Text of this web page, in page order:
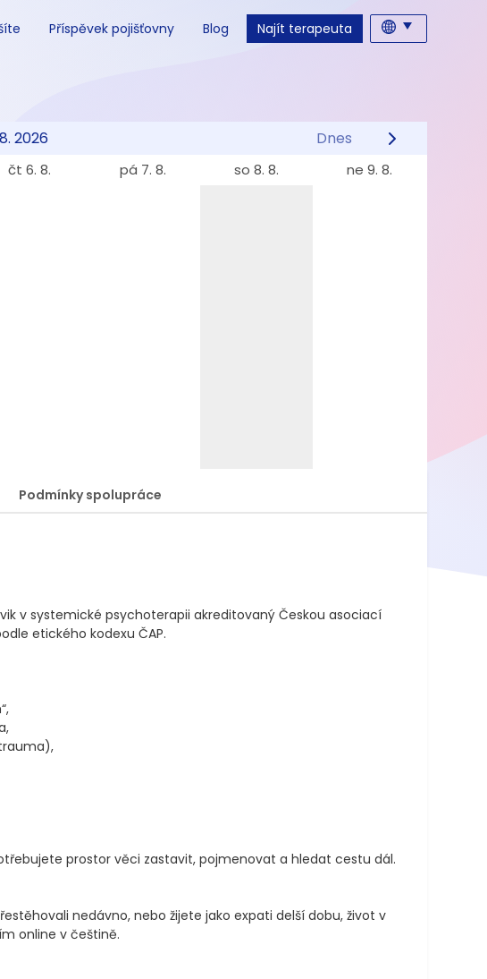
Příspěvek pojišťovny Blog Najít terapeuta
2026 Dnes
čt 6. 8. pá 7. 8. so 8. 8. ne 9. 8.
Podmínky spolupráce
v systemické psychoterapii akreditovaný Českou asociací
etického kodexu ČAP.
prostor věci zastavit, pojmenovat a hledat cestu dál.
nedávno, nebo žijete jako expati delší dobu, život v
online v češtině.